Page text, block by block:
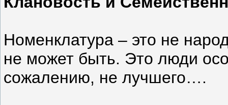
Номенклатура – это не
не может быть. Это люди
сожалению, не лучшего….